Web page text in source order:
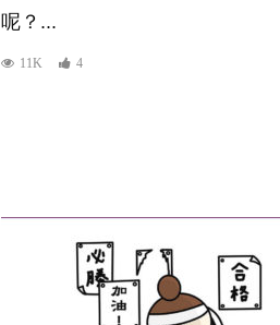
呢？...
11K 4